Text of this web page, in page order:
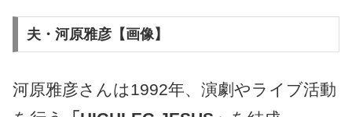
夫・河原雅彦【画像】
河原雅彦さんは1992年、演劇やライブ活動